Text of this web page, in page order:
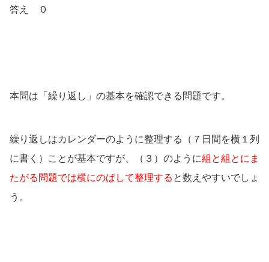
答え ０
本問は「繰り返し」の基本を確認できる問題です。
繰り返しはカレンダーのように整理する（７日間を横１列
に書く）ことが基本ですが、（３）のように組と組とにま
たがる問題では横にのばして整理する と数えやすいでしょ
う。